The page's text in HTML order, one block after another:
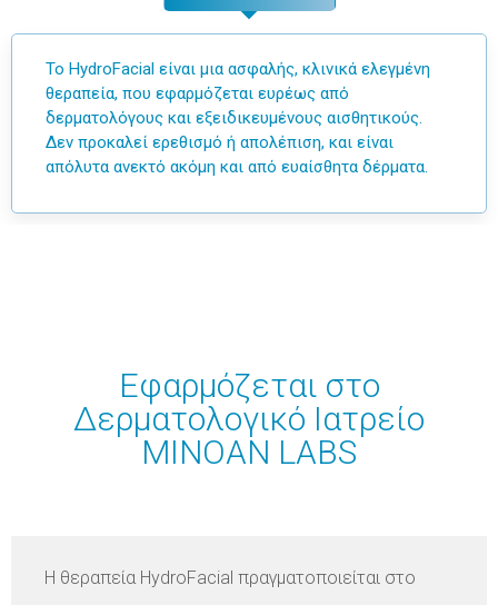
Το HydroFacial είναι μια ασφαλής, κλινικά ελεγμένη
θεραπεία, που εφαρμόζεται ευρέως από
δερματολόγους και εξειδικευμένους αισθητικούς.
Δεν προκαλεί ερεθισμό ή απολέπιση, και είναι
απόλυτα ανεκτό ακόμη και από ευαίσθητα δέρματα.
Εφαρμόζεται στο
Δερματολογικό Ιατρείο
MINOAN LABS
Η θεραπεία HydroFacial πραγματοποιείται στο